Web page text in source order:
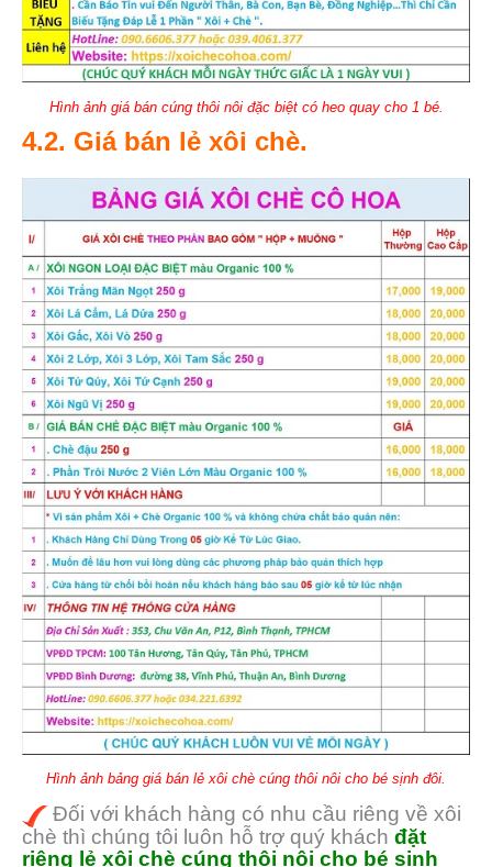
Hình ảnh giá bán cúng thôi nôi đặc biệt có heo quay cho 1 bé.
4.2. Giá bán lẻ xôi chè.
Hình ảnh bảng giá bán lẻ xôi chè cúng thôi nôi cho bé sịnh đôi.
Đối với khách hàng có nhu cầu riêng về xôi
chè thì chúng tôi luôn hỗ trợ quý khách đặt
riêng lẻ xôi chè cúng thôi nôi cho bé sinh